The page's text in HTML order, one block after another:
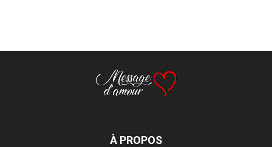
À PROPOS